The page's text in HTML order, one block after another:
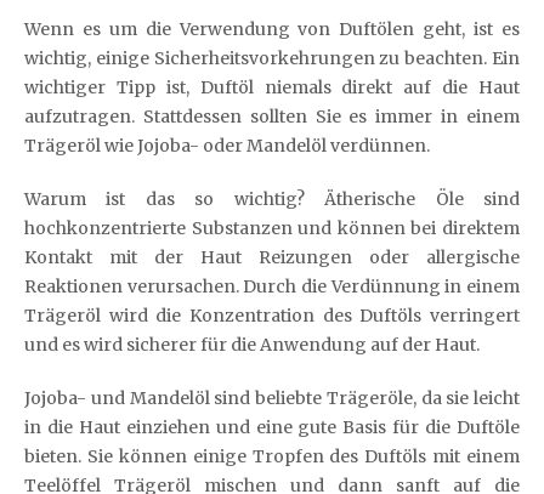
Wenn es um die Verwendung von Duftölen geht, ist es
wichtig, einige Sicherheitsvorkehrungen zu beachten. Ein
wichtiger Tipp ist, Duftöl niemals direkt auf die Haut
aufzutragen. Stattdessen sollten Sie es immer in einem
Trägeröl wie Jojoba- oder Mandelöl verdünnen.
Warum ist das so wichtig? Ätherische Öle sind
hochkonzentrierte Substanzen und können bei direktem
Kontakt mit der Haut Reizungen oder allergische
Reaktionen verursachen. Durch die Verdünnung in einem
Trägeröl wird die Konzentration des Duftöls verringert
und es wird sicherer für die Anwendung auf der Haut.
Jojoba- und Mandelöl sind beliebte Trägeröle, da sie leicht
in die Haut einziehen und eine gute Basis für die Duftöle
bieten. Sie können einige Tropfen des Duftöls mit einem
Teelöffel Trägeröl mischen und dann sanft auf die